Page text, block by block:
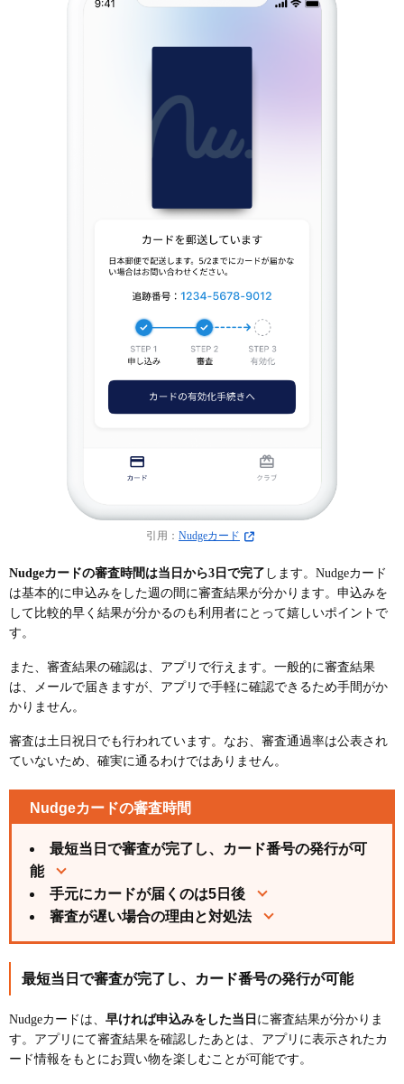
引用： Nudgeカード
Nudgeカードの審査時間は当日から3日で完了 します。Nudgeカード
は基本的に申込みをした週の間に審査結果が分かります。申込みを
して比較的早く結果が分かるのも利用者にとって嬉しいポイントで
す。
また、審査結果の確認は、アプリで行えます。一般的に審査結果
は、メールで届きますが、アプリで手軽に確認できるため手間がか
かりません。
審査は土日祝日でも行われています。なお、審査通過率は公表され
ていないため、確実に通るわけではありません。
Nudgeカードの審査時間
最短当日で審査が完了し、カード番号の発行が可
能
手元にカードが届くのは5日後
審査が遅い場合の理由と対処法
最短当日で審査が完了し、カード番号の発行が可能
Nudgeカードは、 早ければ申込みをした当日 に審査結果が分かりま
す。アプリにて審査結果を確認したあとは、アプリに表示されたカ
ード情報をもとにお買い物を楽しむことが可能です。